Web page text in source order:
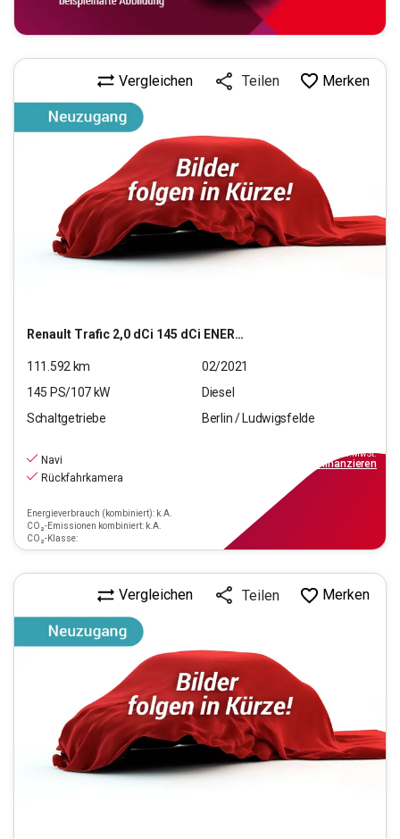
Renault Trafic 2,0 dCi 145 dCi ENERGY L2H1 3,0t Komfort
Vergleichen Teilen Merken
111.592 km
02/2021
145 PS/107 kW
Diesel
Schaltgetriebe
Berlin / Ludwigsfelde
Navi
Rückfahrkamera
Energieverbrauch (kombiniert): k.A.
CO₂-Emissionen kombiniert: k.A.
CO₂-Klasse:
inkl.MwSt.
finanzieren
Vergleichen Teilen Merken